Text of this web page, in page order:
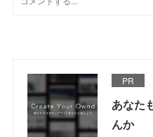
PR
あなた
んか